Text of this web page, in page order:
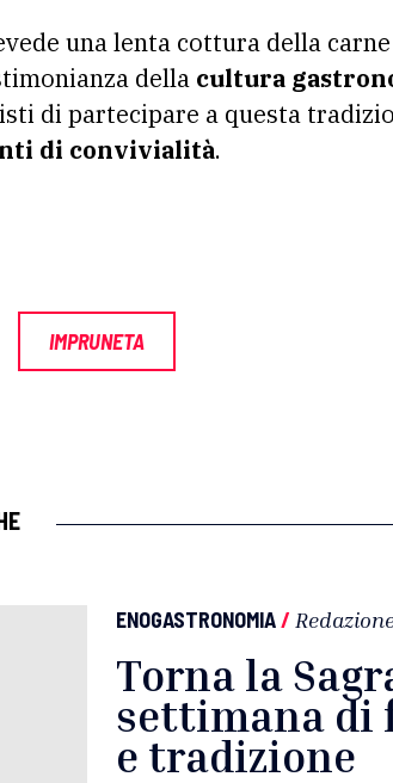
una lenta cottura della
della cultura
di partecipare a questa
di convivialità.
IMPRUNETA
ENOGASTRONOMIA/
Torna la
settimana di
e tradizione